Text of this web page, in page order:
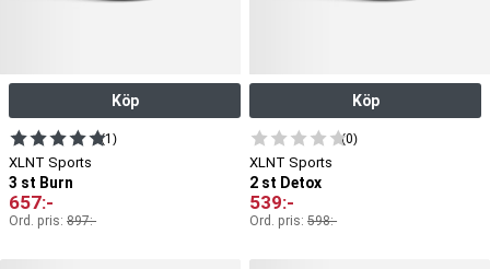
Köp
(1)
XLNT Sports
3 st Burn
657:-
Ord. pris: 897:-
Köp
(0)
XLNT Sports
2 st Detox
539:-
Ord. pris: 598:-